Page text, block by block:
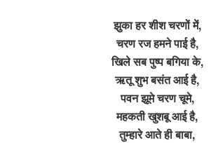
झुका हर शीश चरणों में,
चरण रज हमने पाई है,
खिले सब पुष्प बगिया के,
ऋतू शुभ बसंत आई है,
पवन झूमे चरण चूमे,
महकती खुशबू आई है,
तुम्हारे आते ही बाबा,